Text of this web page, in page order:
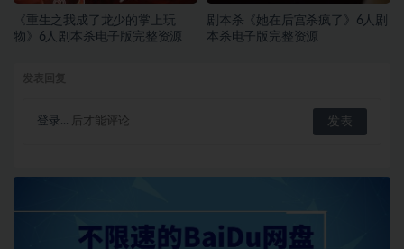
《重生之我成了龙少的掌上玩
物》6人剧本杀电子版完整资源
剧本杀《她在后宫杀疯了》6人剧
本杀电子版完整资源
登录... 后才能评论